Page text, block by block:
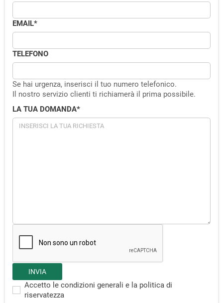
EMAIL*
TELEFONO
Se hai urgenza, inserisci il tuo numero telefonico.
Il nostro servizio clienti ti richiamerà il prima possibile.
LA TUA DOMANDA*
Accetto le condizioni generali e la politica di
riservatezza